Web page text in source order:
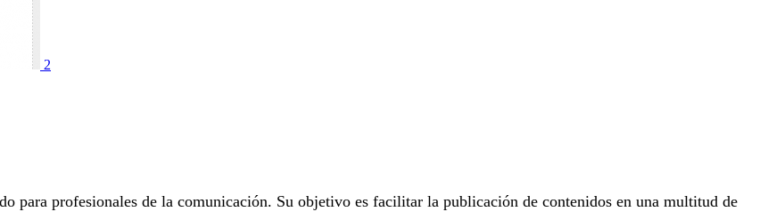
2
para profesionales de la comunicación. Su objetivo es facilitar la publicación de contenidos en una multitud de